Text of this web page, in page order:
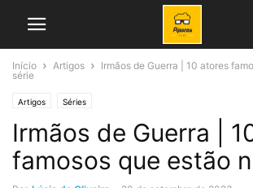
Início Artigos
Irmãos de Guerra | 10 atores
série
Artigos Séries
Irmãos de Guerra |
famosos que estão